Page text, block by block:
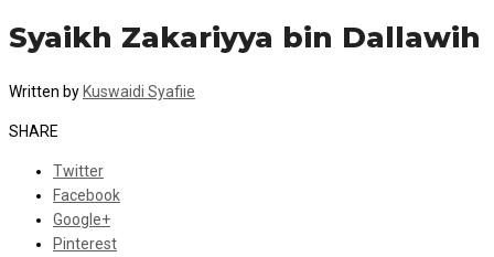
Syaikh Zakariyya bin Dallawih
Written by Kuswaidi Syafiie
SHARE
Twitter
Facebook
Google+
Pinterest